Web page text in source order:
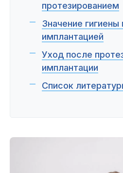
протезированием
Значение гигиены
имплантацией
Уход после
имплантации
Список